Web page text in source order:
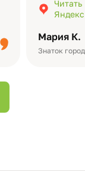
Мария К.
Знаток
добавить
видео с